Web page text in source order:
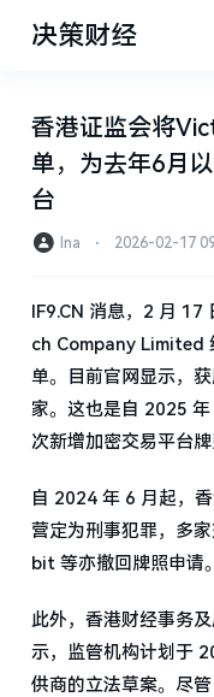
决策财经
香港证监会将
单，为去年6月
台
Ina ⋅ 2026-02-17
IF9.CN 消息，2 月
ch Company Limited
单。目前官网显示，
家。这也是自 2025
次新增加密交易平台牌
自 2024 年 6 月起，
营定为刑事犯罪，多
bit 等亦撤回牌照申请。
此外，香港财经事务
示，监管机构计划于
供商的立法草案。尽